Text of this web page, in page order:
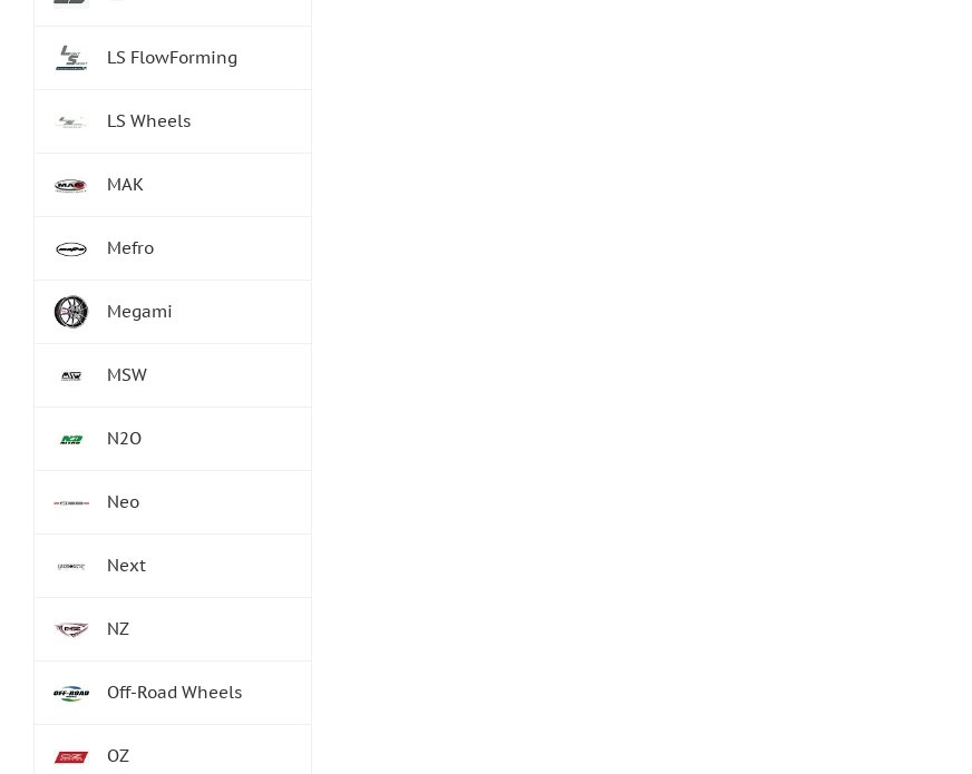
LS FlowForming
LS Wheels
MAK
Mefro
Megami
MSW
N2O
Neo
Next
NZ
Off-Road Wheels
OZ